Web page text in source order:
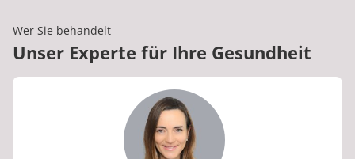
Wer Sie behandelt
Unser Experte für Ihre Gesundheit